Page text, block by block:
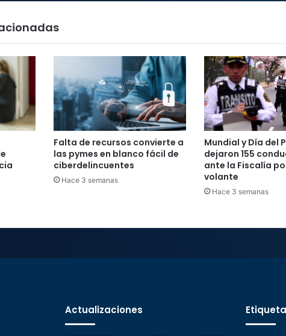
Falta de recursos convierte a
las pymes en blanco fácil de
ciberdelincuentes
Hace 3 semanas
Mundial y Día del
dejaron 155
ante la Fiscalía
volante
Hace 3 semanas
Actualizaciones